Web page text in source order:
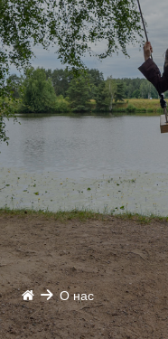
О нас